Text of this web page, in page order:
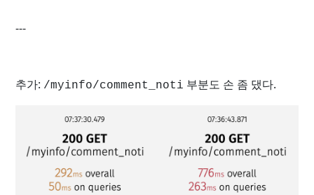
---
추가: /myinfo/comment_noti 부분도 손 좀 댔다.